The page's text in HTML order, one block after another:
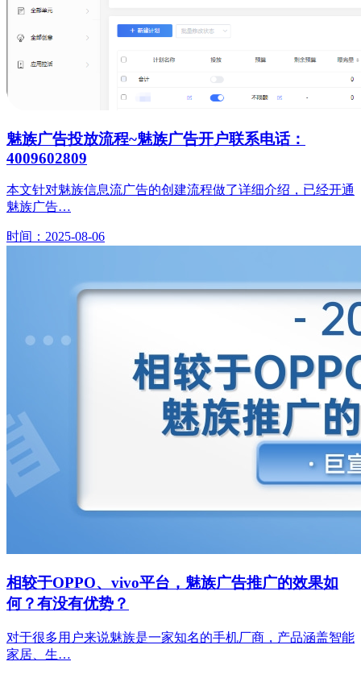
魅族广告投放流程~魅族广告开户联系电话：
4009602809
本文针对魅族信息流广告的创建流程做了详细介绍，已经开通
魅族广告…
时间：2025-08-06
相较于OPPO、vivo平台，魅族广告推广的效果如
何？有没有优势？
对于很多用户来说魅族是一家知名的手机厂商，产品涵盖智能
家居、生…